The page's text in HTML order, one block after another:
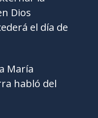
Dios
el día de
María
habló del